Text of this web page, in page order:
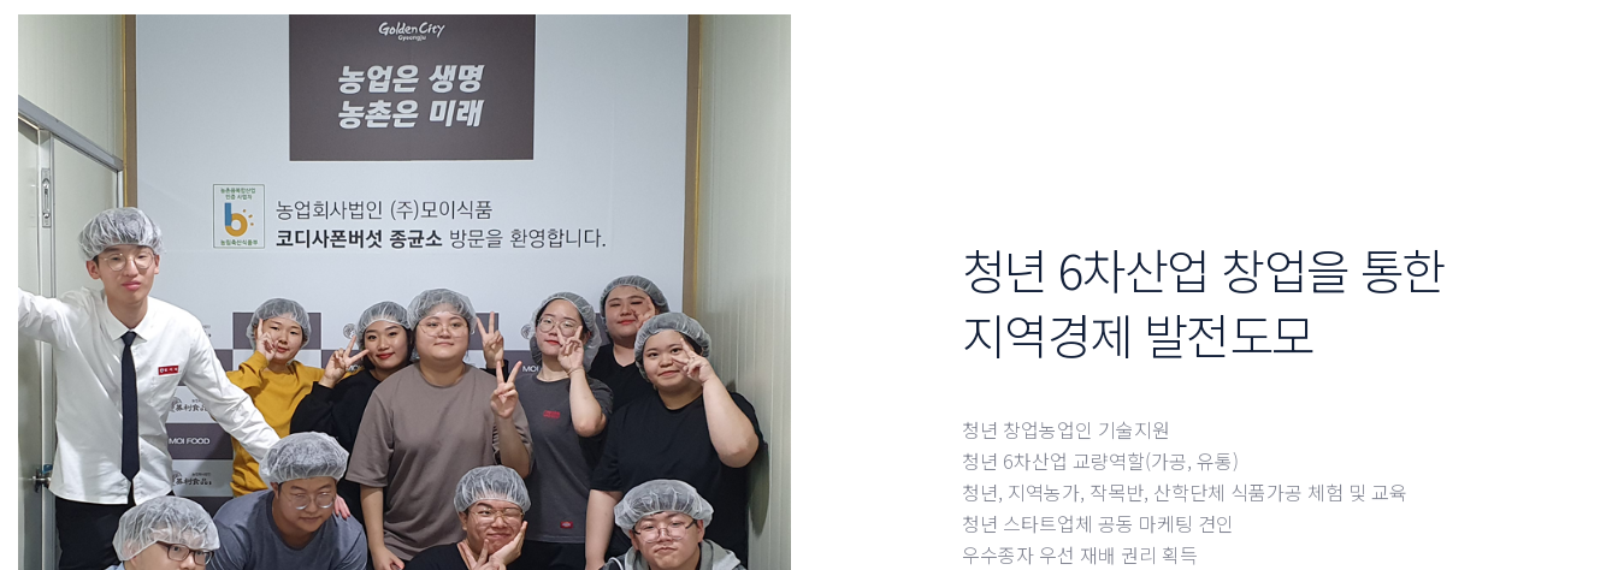
청년 6차산업 창업을 통한
지역경제 발전도모
청년 창업농업인 기술지원
청년 6차산업 교량역할(가공, 유통)
청년, 지역농가, 작목반, 산학단체 식품가공 체험 및 교육
청년 스타트업체 공동 마케팅 견인
우수종자 우선 재배 권리 획득